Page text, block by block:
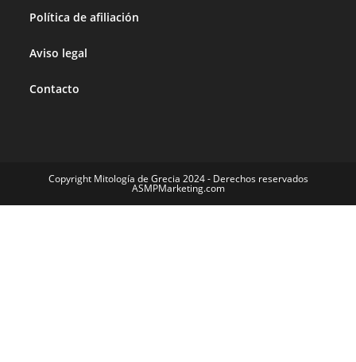
Política de afiliación
Aviso legal
Contacto
Copyright Mitología de Grecia 2024 - Derechos reservados
ASMPMarketing.com